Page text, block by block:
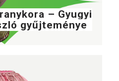
– Gyugyi
gyűjteménye